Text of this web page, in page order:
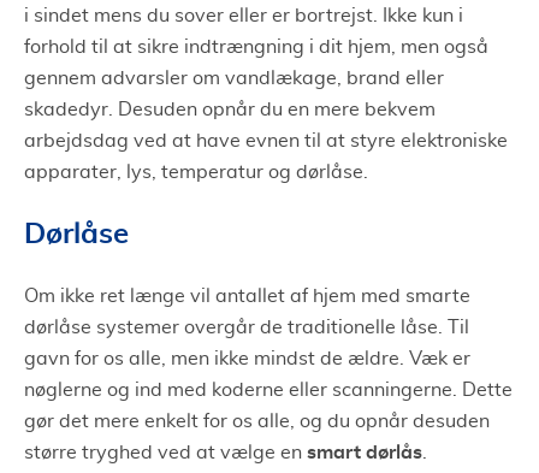
i sindet mens du sover eller er bortrejst. Ikke kun i
forhold til at sikre indtrængning i dit hjem, men også
gennem advarsler om vandlækage, brand eller
skadedyr. Desuden opnår du en mere bekvem
arbejdsdag ved at have evnen til at styre elektroniske
apparater, lys, temperatur og dørlåse.
Dørlåse
Om ikke ret længe vil antallet af hjem med smarte
dørlåse systemer overgår de traditionelle låse. Til
gavn for os alle, men ikke mindst de ældre. Væk er
nøglerne og ind med koderne eller scanningerne. Dette
gør det mere enkelt for os alle, og du opnår desuden
større tryghed ved at vælge en smart dørlås